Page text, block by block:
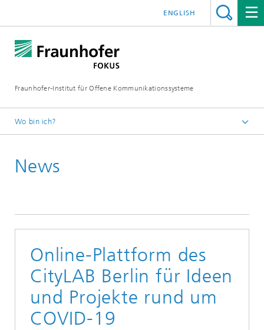
Fraunhofer-Institut für Offene Kommunikationssysteme
ENGLISH
Wo bin ich?
News
Online-Plattform des
CityLAB Berlin für Ideen
und Projekte rund um
COVID-19